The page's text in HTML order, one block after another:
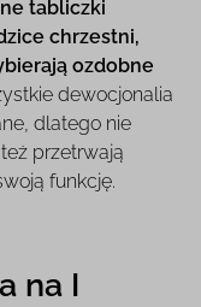
tabliczki
chrzestni,
ozdobne
dewocjonalia
dlatego nie
przetrwają
funkcję.
na I